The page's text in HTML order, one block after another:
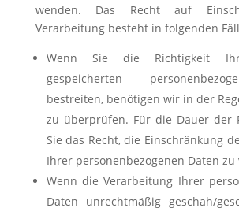
wenden. Das Recht auf
Verarbeitung besteht in folgenden
Wenn Sie die Richtigkeit
gespeicherten
bestreiten, benötigen wir in der
zu überprüfen. Für die Dauer der
Sie das Recht, die Einschränkung
Ihrer personenbezogenen Daten zu
Wenn die Verarbeitung Ihrer
Daten unrechtmäßig geschah/